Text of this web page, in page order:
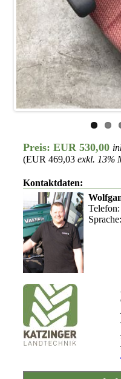
Preis: EUR 530,00
(EUR 469,03 exkl. 13%
Kontaktdaten:
Telefon:
Sprache: